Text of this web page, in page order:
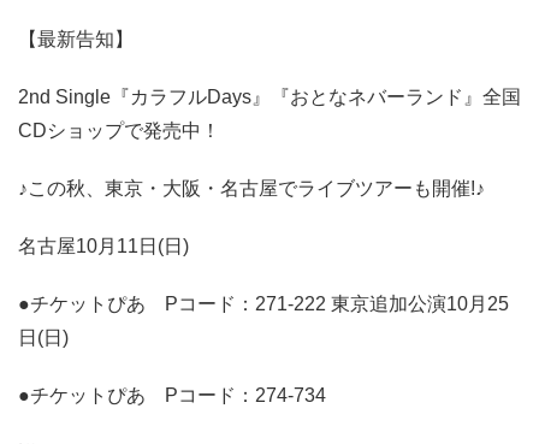
【最新告知】
2nd Single『カラフルDays』『おとなネバーランド』全国
CDショップで発売中！
♪この秋、東京・大阪・名古屋でライブツアーも開催!♪
名古屋10月11日(日)
●チケットぴあ Pコード：271-222 東京追加公演10月25
日(日)
●チケットぴあ Pコード：274-734